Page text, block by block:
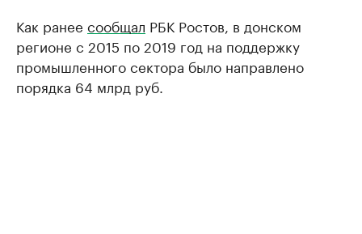
Как ранее сообщал РБК Ростов, в донском
регионе с 2015 по 2019 год на поддержку
промышленного сектора было направлено
порядка 64 млрд руб.